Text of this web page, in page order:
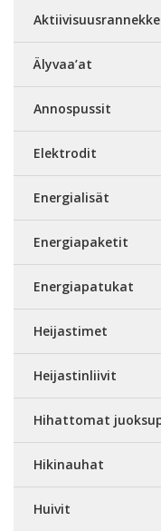
Älyvaa’at
Annospussit
Elektrodit
Energialisät
Energiapaketit
Energiapatukat
Heijastimet
Heijastinliivit
Hihattomat
Hikinauhat
Huivit